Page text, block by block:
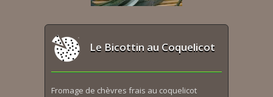
Le Bicottin au Coquelicot
Fromage de chèvres frais au coquelicot